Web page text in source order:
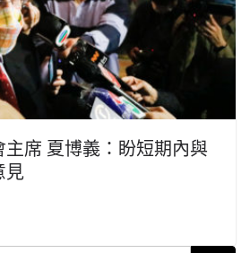
席 夏博義：盼短期內與
見